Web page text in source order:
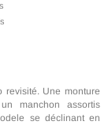
revisité. Une monture
manchon assortis
se déclinant en